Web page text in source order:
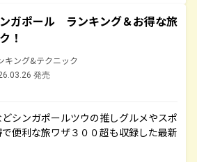
ガポール ランキング＆お得な旅
！
キング&テクニック
発売
シンガポールツウの推しグルメやスポ
便利な旅ワザ３００超も収録した最新